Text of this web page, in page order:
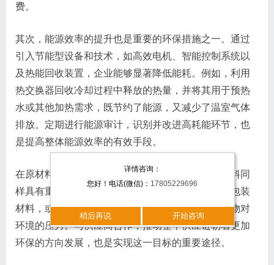
费。
其次，能源效率的提升也是重要的环保措施之一。通过
引入节能型设备和技术，如高效电机、智能控制系统以
及热能回收装置，企业能够显著降低能耗。例如，利用
热交换器回收冷却过程中释放的热量，并将其用于预热
水或其他加热需求，既节约了能源，又减少了温室气体
排放。定期进行能源审计，识别并改进高耗能环节，也
是提高整体能源效率的有效手段。
在原材料选择上，优先考虑使用可再生或可回收材料同
样具有重要意义。例如，选用由可再生资源制成的包装
材料，或是设计易于回收的包装结构，以减少废弃物对
环境的压力。与供应商合作，推动整个供应链朝着更加
环保的方向发展，也是实现这一目标的重要途径。
详情咨询：
您好！电话(微信)： 17805229696
稍后再说 开始咨询